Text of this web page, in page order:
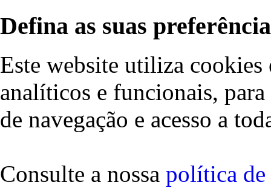
Defina as suas
Este website utiliza cookies
analíticos e funcionais,
de navegação e acesso a
Consulte a nossa política de